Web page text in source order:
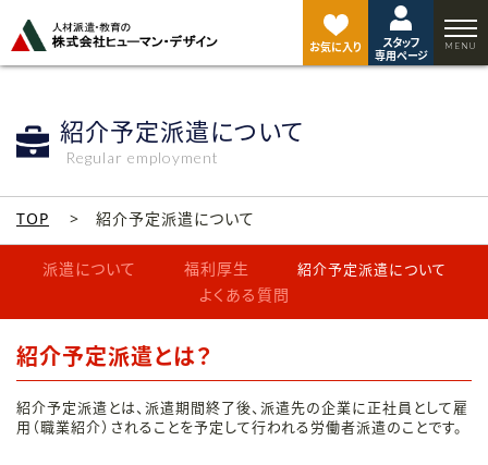
お気に入り
スタッフ
専用ページ
紹介予定派遣について
Regular employment
TOP 紹介予定派遣について
派遣について 福利厚生 紹介予定派遣について
よくある質問
紹介予定派遣とは？
紹介予定派遣とは、派遣期間終了後、派遣先の企業に正社員として雇
用（職業紹介）されることを予定して行われる労働者派遣のことです。
ジ
ト